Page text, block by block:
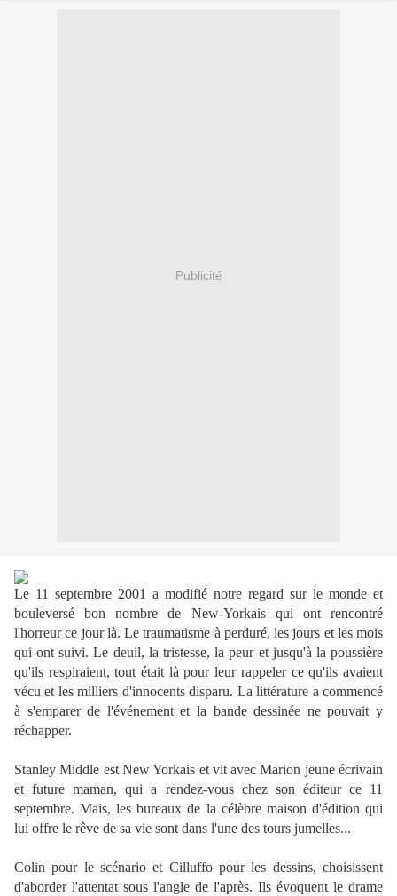
Publicité
Le 11 septembre 2001 a modifié notre regard sur le monde et
bouleversé bon nombre de New-Yorkais qui ont rencontré
l'horreur ce jour là. Le traumatisme à perduré, les jours et les mois
qui ont suivi. Le deuil, la tristesse, la peur et jusqu'à la poussière
qu'ils respiraient, tout était là pour leur rappeler ce qu'ils avaient
vécu et les milliers d'innocents disparu. La littérature a commencé
à s'emparer de l'événement et la bande dessinée ne pouvait y
réchapper.
Stanley Middle est New Yorkais et vit avec Marion jeune écrivain
et future maman, qui a rendez-vous chez son éditeur ce 11
septembre. Mais, les bureaux de la célèbre maison d'édition qui
lui offre le rêve de sa vie sont dans l'une des tours jumelles...
Colin pour le scénario et Cilluffo pour les dessins, choisissent
d'aborder l'attentat sous l'angle de l'après. Ils évoquent le drame